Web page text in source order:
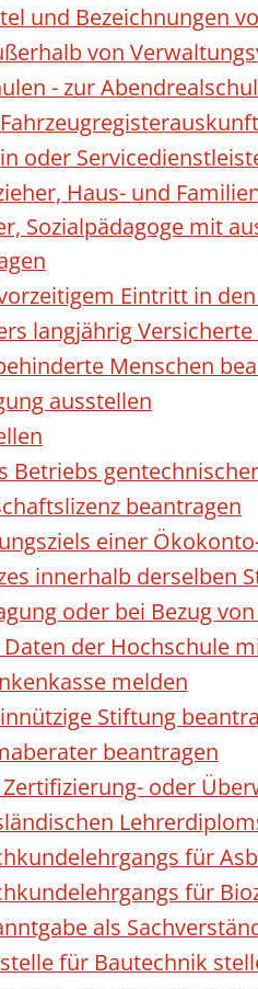
und Bezeichnungen
von
- zur
oder
Haus- und
Sozialpädagoge mit
Eintritt in
langjährig
Menschen
ausstellen
Betriebs
beantragen
einer
innerhalb derselben
oder bei Bezug
der Hochschule
melden
Stiftung
beantragen
oder
für
für
als
für Bautechnik